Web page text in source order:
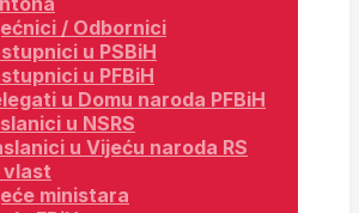
/ Odbornici
u PSBiH
u PFBiH
u Domu naroda PFBiH
u NSRS
u Vijeću naroda RS
vlast
ministara